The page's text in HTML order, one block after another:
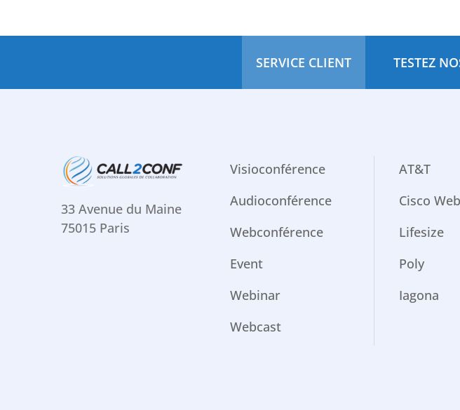
SERVICE CLIENT TESTEZ
33 Avenue du Maine
75015 Paris
Visioconférence
Audioconférence
Webconférence
Event
Webinar
Webcast
AT&T
Cisco
Lifesize
Poly
Iagona